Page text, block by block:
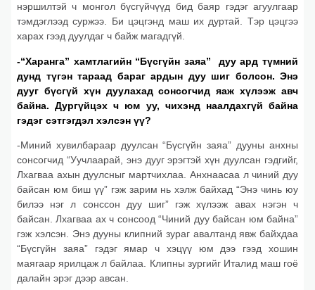
нэршилтэй ч монгол бүсгүйчүүд бид баяр гэдэг агуулгаар
тэмдэглээд суржээ. Би цэцгэнд маш их дуртай. Тэр цэцгээ
харах гээд дуулдаг ч байж магадгүй.
-“Харанга” хамтлагийн “Бүсгүйн заяа” дуу ард түмний
дунд түгэн тараад бараг ардын дуу шиг болсон. Энэ
дууг бүсгүй хүн дуулахад сонсогчид яаж хүлээж авч
байна. Дургүйцэх ч юм уу, чихэнд наалдахгүй байна
гэдэг сэтгэгдэл хэлсэн үү?
-Миний хувилбараар дуулсан “Бүсгүйн заяа” дууны анхны
сонсогчид “Уучлаарай, энэ дууг эрэгтэй хүн дуулсан гэдгийг,
Лхагваа ахын дуулсныг мартчихлаа. Анхнаасаа л чиний дуу
байсан юм биш үү” гэж зарим нь хэлж байхад “Энэ чинь юу
билээ нэг л сонссон дуу шиг” гэж хүлээж авах нэгэн ч
байсан. Лхагваа ах ч сонсоод “Чиний дуу байсан юм байна”
гэж хэлсэн. Энэ дууны клипний зураг авалтанд явж байхдаа
“Бүсгүйн заяа” гэдэг ямар ч хэцүү юм дээ гээд хошин
маягаар ярилцаж л байлаа. Клипны зургийг Италид маш гоё
далайн эрэг дээр авсан.